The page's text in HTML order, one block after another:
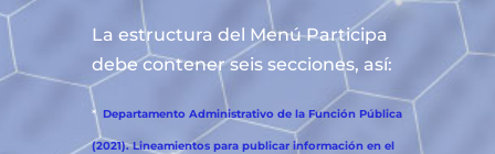
La estructura del Menú Participa
debe contener seis secciones, así:
* Departamento Administrativo de la Función Pública
(2021). Lineamientos para publicar información en el